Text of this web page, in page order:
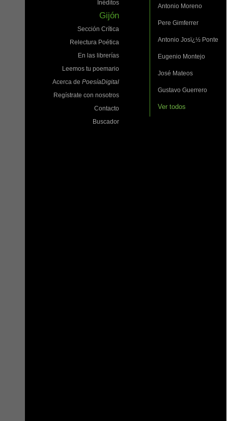
Inéditos
Gijón
Sección Crítica
Relectura Poética
En las librerías
Leemos tu poemario
Acerca de PoesíaDigital
Regístrate con nosotros
Contacto
Buscador
Antonio Moreno
Pere Gimferrer
Antonio Josï¿½ Ponte
Eugenio Montejo
José Mateos
Gustavo Guerrero
Ver todos